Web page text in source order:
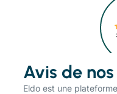
Avis de
​Eldo est une